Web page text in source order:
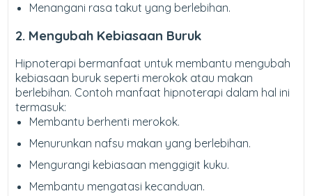
Menangani rasa takut yang berlebihan.
2. Mengubah Kebiasaan Buruk
Hipnoterapi bermanfaat untuk membantu mengubah
kebiasaan buruk seperti merokok atau makan
berlebihan. Contoh manfaat hipnoterapi dalam hal ini
termasuk:
Membantu berhenti merokok.
Menurunkan nafsu makan yang berlebihan.
Mengurangi kebiasaan menggigit kuku.
Membantu mengatasi kecanduan.